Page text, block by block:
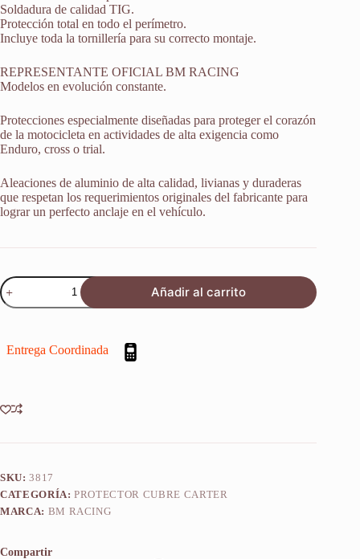
Soldadura de calidad TIG.
Protección total en todo el perímetro.
Incluye toda la tornillería para su correcto montaje.
REPRESENTANTE OFICIAL BM RACING
Modelos en evolución constante.
Protecciones especialmente diseñadas para proteger el corazón
de la motocicleta en actividades de alta exigencia como
Enduro, cross o trial.
Aleaciones de aluminio de alta calidad, livianas y duraderas
que respetan los requerimientos originales del fabricante para
lograr un perfecto anclaje en el vehículo.
Protector
Cubrecarter
Honda
2022
cantidad
Añadir al carrito
Entrega Coordinada
SKU:3817
CATEGORÍA:PROTECTOR CUBRE CARTER
MARCA: BM RACING
Compartir